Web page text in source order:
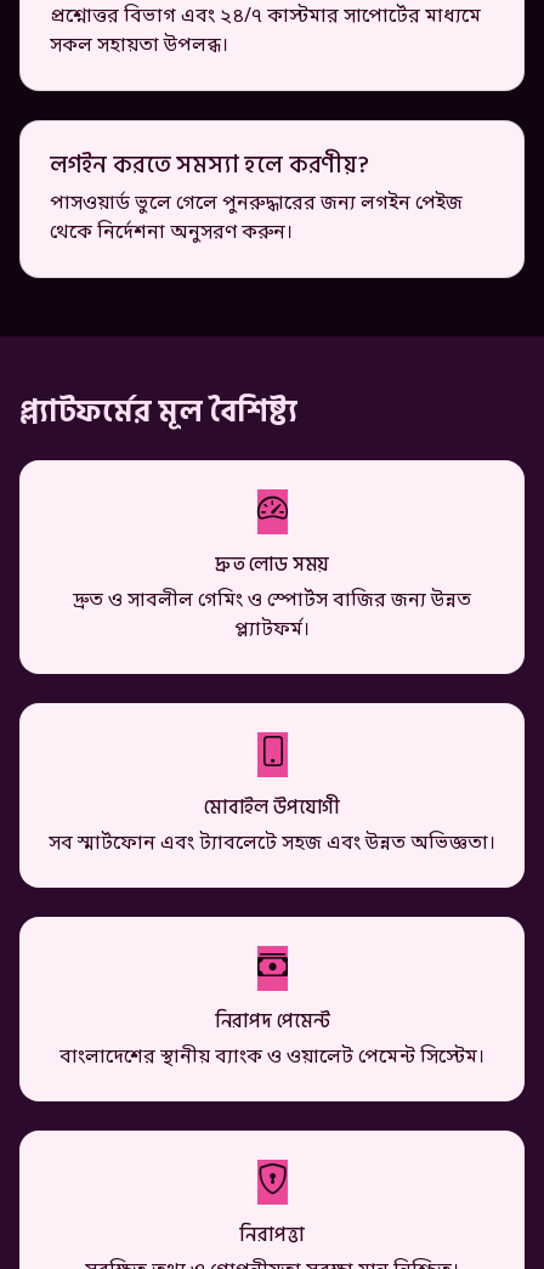
প্রশ্নোত্তর বিভাগ এবং ২৪/৭ কাস্টমার সাপোর্টের মাধ্যমে
সকল সহায়তা উপলব্ধ।
লগইন করতে সমস্যা হলে করণীয়?
পাসওয়ার্ড ভুলে গেলে পুনরুদ্ধারের জন্য লগইন পেইজ
থেকে নির্দেশনা অনুসরণ করুন।
প্ল্যাটফর্মের মূল বৈশিষ্ট্য
দ্রুত লোড সময়
দ্রুত ও সাবলীল গেমিং ও স্পোর্টস বাজির জন্য উন্নত
প্ল্যাটফর্ম।
মোবাইল উপযোগী
সব স্মার্টফোন এবং ট্যাবলেটে সহজ এবং উন্নত অভিজ্ঞতা।
নিরাপদ পেমেন্ট
বাংলাদেশের স্থানীয় ব্যাংক ও ওয়ালেট পেমেন্ট সিস্টেম।
নিরাপত্তা